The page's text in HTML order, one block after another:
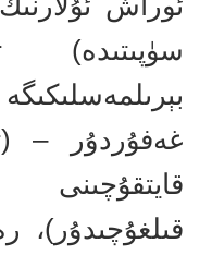
سۈپىتىدە)
غەفۇردۇر –
قىلغۇچىدۇر)،